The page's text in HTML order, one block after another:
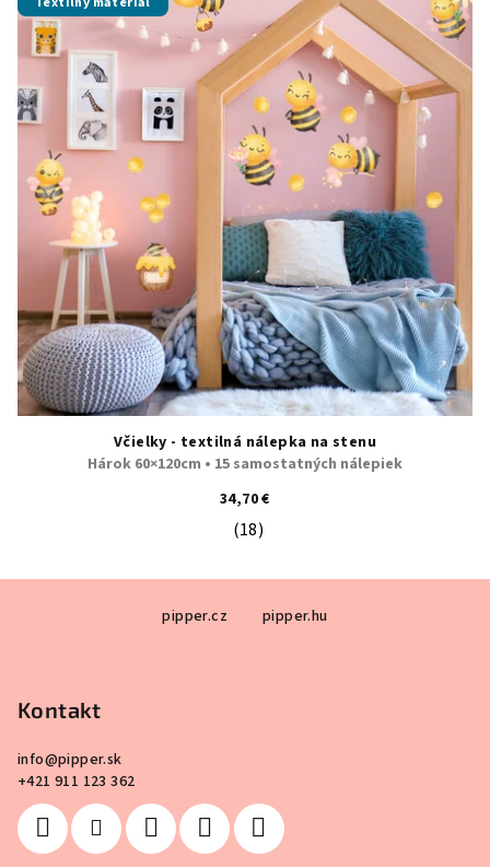
Včielky - textilná nálepka na stenu
Hárok 60×120cm • 15 samostatných nálepiek
34,70 €
Priemerné hodnotenie produktu
(18)
pipper.cz pipper.hu
Kontakt
info@pipper.sk
+421 911 123 362